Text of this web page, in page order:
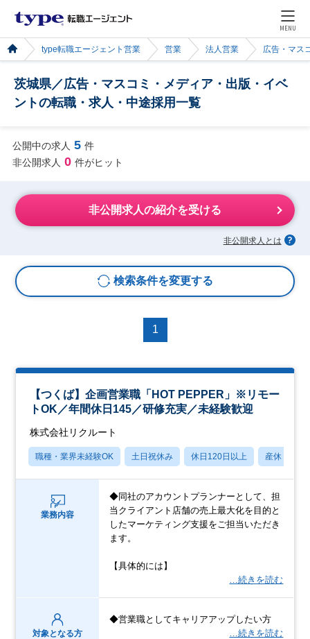
MENU
type転職エージェント営業 営業 法人営業 広告・マス
茨城県／広告・マスコミ・メディア・出版・イベ
ントの転職・求人・中途採用一覧
公開中の求人 5 件
非公開求人 0 件がヒット
非公開求人の紹介を受ける
非公開求人とは
検索条件を変更する
1
【つくば】企画営業職「HOT PEPPER」※リモー
トOK／年間休日145／研修充実／未経験歓迎
株式会社リクルート
職種・業界未経験OK 土日祝休み 休日120日以上 産休・育休
業務内容
◆同社のアカウントプランナーとして、担
当クライアント店舗の売上最大化を目的と
したマーケティング支援をご担当いただき
ます。
【具体的には】
…続きを読む
対象となる方
◆営業職としてキャリアアップしたい方
…続きを読む